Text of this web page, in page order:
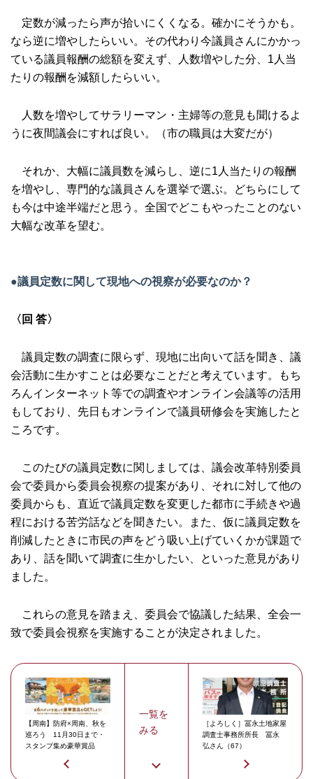
定数が減ったら声が拾いにくくなる。確かにそうかも。
なら逆に増やしたらいい。その代わり今議員さんにかかっ
ている議員報酬の総額を変えず、人数増やした分、1人当
たりの報酬を減額したらいい。
人数を増やしてサラリーマン・主婦等の意見も聞けるよ
うに夜間議会にすれば良い。（市の職員は大変だが）
それか、大幅に議員数を減らし、逆に1人当たりの報酬
を増やし、専門的な議員さんを選挙で選ぶ。どちらにして
も今は中途半端だと思う。全国でどこもやったことのない
大幅な改革を望む。
●議員定数に関して現地への視察が必要なのか？
〈回 答〉
議員定数の調査に限らず、現地に出向いて話を聞き、議
会活動に生かすことは必要なことだと考えています。もち
ろんインターネット等での調査やオンライン会議等の活用
もしており、先日もオンラインで議員研修会を実施したと
ころです。
このたびの議員定数に関しましては、議会改革特別委員
会で委員から委員会視察の提案があり、それに対して他の
委員からも、直近で議員定数を変更した都市に手続きや過
程における苦労話などを聞きたい。また、仮に議員定数を
削減したときに市民の声をどう吸い上げていくかが課題で
あり、話を聞いて調査に生かしたい、といった意見があり
ました。
これらの意見を踏まえ、委員会で協議した結果、全会一
致で委員会視察を実施することが決定されました。
【周南】防府×周南、秋を
巡ろう 11月30日まで・
スタンプ集め豪華賞品
一覧を
みる
［よろしく］冨永土地家屋
調査士事務所所長 冨永
弘さん（67）